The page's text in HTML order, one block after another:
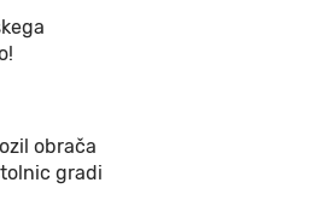
obrača
gradi